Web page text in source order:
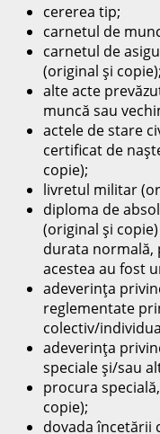
cererea tip;
carnetul de
carnetul de
(original şi copie);
alte acte
muncă sau
actele de stare
certificat de
copie);
livretul militar
diploma de
(original şi
durata normală,
acestea au fost
adeverinţa
reglementate
colectiv/
adeverinţa
speciale şi/sau
procura
copie);
dovada încetării